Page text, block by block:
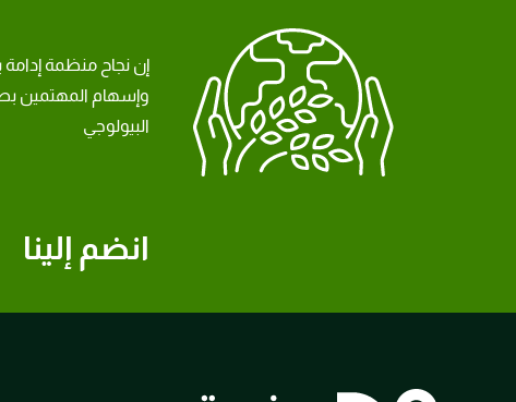
انضم إلينا
إن نجاح منظمة
وإسهام المهتمين
البيولوجي